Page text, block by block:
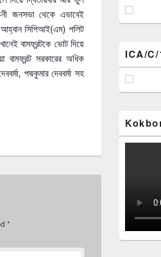
জনসভা থেকে এভাবেই
সিপিআই(এম) পলিট
বামফ্রন্টকে ভোট দিয়ে
সরকারের অধিক
পদ্মকুমার দেববর্মা সহ
*
ICA/